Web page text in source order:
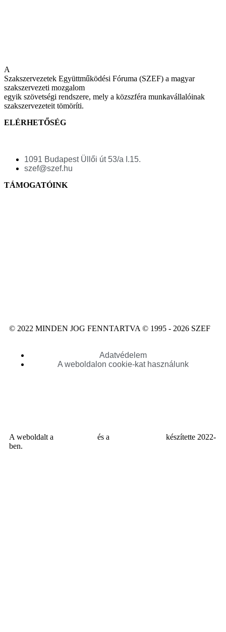
A
Szakszervezetek Együttműködési Fóruma (SZEF) a magyar
szakszervezeti mozgalom
egyik szövetségi rendszere, mely a közszféra munkavállalóinak
szakszervezeteit tömöríti.
ELÉRHETŐSÉG
1091 Budapest Üllői út 53/a I.15.
szef@szef.hu
TÁMOGATÓINK
© 2022 MINDEN JOG FENNTARTVA © 1995 - 2026 SZEF
Adatvédelem
A weboldalon cookie-kat használunk
A weboldalt a és a
készítette 2022-
ben.